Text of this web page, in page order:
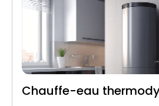
Chauffe-eau